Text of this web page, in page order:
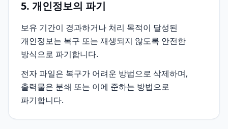
5. 개인정보의 파기
보유 기간이 경과하거나 처리 목적이 달성된
개인정보는 복구 또는 재생되지 않도록 안전한
방식으로 파기합니다.
전자 파일은 복구가 어려운 방법으로 삭제하며,
출력물은 분쇄 또는 이에 준하는 방법으로
파기합니다.